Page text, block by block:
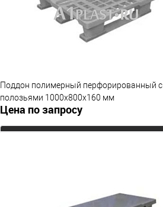
Поддон полимерный перфорированный с
полозьями 1000х800х160 мм
Цена по запросу
Под заказ